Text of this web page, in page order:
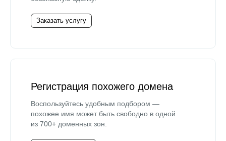
Заказать услугу
Регистрация похожего домена
Воспользуйтесь удобным подбором —
похожее имя может быть свободно в одной
из 700+ доменных зон.